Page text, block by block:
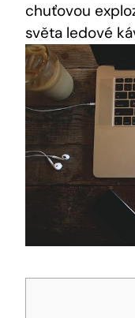
chuťovou
světa ledové